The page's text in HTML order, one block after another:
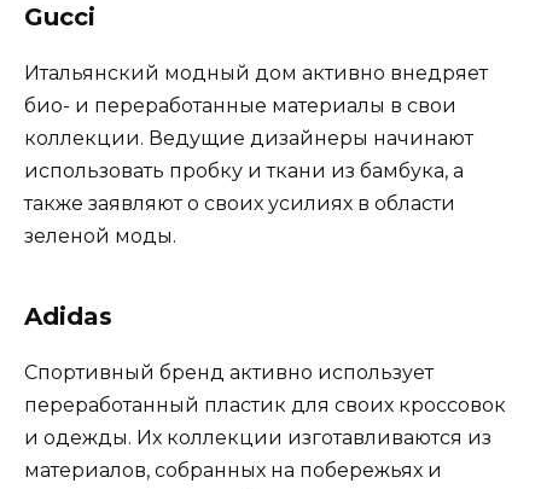
Gucci
Итальянский модный дом активно внедряет
био- и переработанные материалы в свои
коллекции. Ведущие дизайнеры начинают
использовать пробку и ткани из бамбука, а
также заявляют о своих усилиях в области
зеленой моды.
Adidas
Спортивный бренд активно использует
переработанный пластик для своих кроссовок
и одежды. Их коллекции изготавливаются из
материалов, собранных на побережьях и